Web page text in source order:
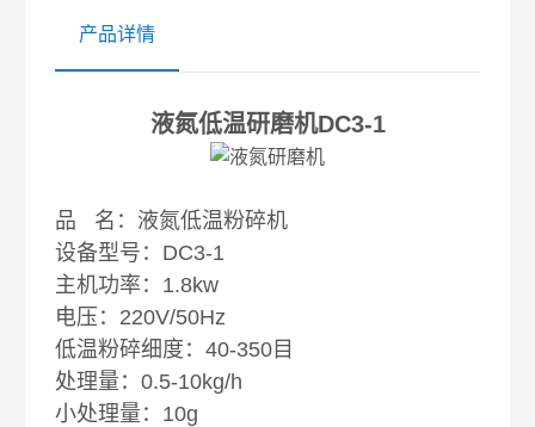
产品详情
液氮低温研磨机DC3-1
品 名：液氮低温粉碎机
设备型号：DC3-1
主机功率：1.8kw
电压：220V/50Hz
低温粉碎细度：40-350目
处理量：0.5-10kg/h
小处理量：10g